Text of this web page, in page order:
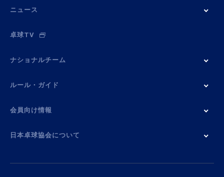
ニュース
卓球TV
ナショナルチーム
ルール・ガイド
会員向け情報
日本卓球協会について